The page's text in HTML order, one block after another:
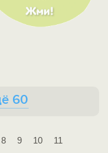
60
8 9 10 11